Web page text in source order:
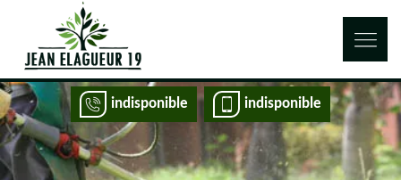
indisponible indisponible